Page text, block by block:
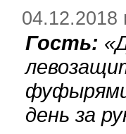
04.12.2018
Гость: «
день за